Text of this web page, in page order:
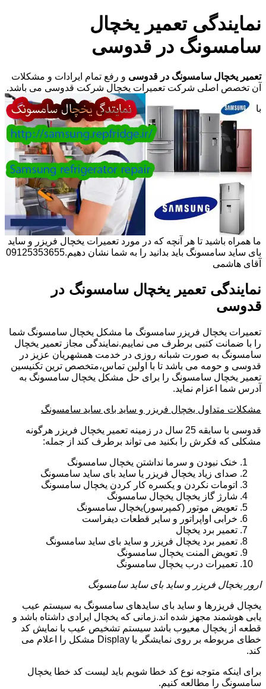
نمایندگی تعمیر یخچال
سامسونگ در قدوسی
تعمیر یخچال سامسونگ در قدوسی و رفع تمام ایرادات و مشکلات
آن تخصص اصلی شرکت تعمیرات یخچال شرکت قدوسی می باشد.
با
ما همراه باشید تا هر آنچه که در مورد تعمیرات یخچال فریزر و ساید
بای ساید سامسونگ باید بدانید را به شما نشان دهیم.09125353655
آقای هاشمی
نمایندگی تعمیر یخچال سامسونگ در
قدوسی
تعمیرات یخچال فریزر سامسونگ ما مشکل یخچال سامسونگ شما
را با ضمانت کتبی برطرف می نماییم.نمایندگی مجاز تعمیر یخچال
سامسونگ به صورت شبانه روزی در خدمت همشهریان عزیز در
قدوسی و حومه می باشد تا با اولین تماس،متخصص ترین تکنیسین
تعمیر یخچال سامسونگ را برای حل مشکل یخچال سامسونگ به
آدرس شما اعزام نماید.
مشکلات متداول یخچال فریزر و ساید بای ساید سامسونگ
قدوسی با سابقه 25 سال در زمینه تعمیر یخچال فریزر هرگونه
مشکلی که فکرش را بکنید می تواند برطرف کند از جمله:
خنک نبودن و سرما نداشتن یخچال سامسونگ
صدای زیاد یخچال فریزر یا ساید بای ساید سامسونگ
اتومات نکردن و یکسره کار کردن یخچال سامسونگ
شارژ گاز یخچال یخچال سامسونگ
تعویض موتور (کمپرسور)یخچال سامسونگ
خرابی اواپراتور و سایر قطعات دیفراست
تعمیر برد یخچال
تعمیر برد یخچال فریزر و ساید بای ساید سامسونگ
تعویض المنت یخچال سامسونگ
تعمیرات درب یخچال سامسونگ
ارور یخچال فریزر و ساید بای ساید سامسونگ
یخچال فریزرها و ساید بای سایدهای سامسونگ به سیستم عیب
یابی هوشمند مجهز شده اند.زمانی که یخچال ایرادی داشتاه باشد و
قطعه از یخچال معیوب باشد سیستم تشخیص عیب با نمایش کد
خطای مربوطه بر روی نمایشگر یا Display مشکل را اعلام می
کند.
برای اینکه متوجه نوع کد خطا شویم باید لیست کد خطا یخچال
سامسونگ را مطالعه کنیم.